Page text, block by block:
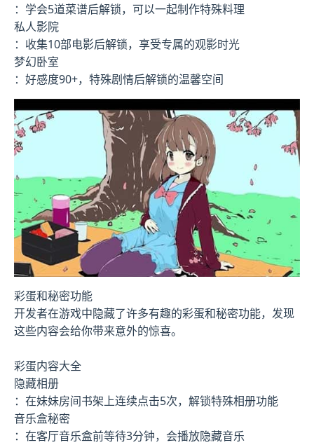
：学会5道菜谱后解锁，可以一起制作特殊料理
私人影院
：收集10部电影后解锁，享受专属的观影时光
梦幻卧室
：好感度90+，特殊剧情后解锁的温馨空间
彩蛋和秘密功能
开发者在游戏中隐藏了许多有趣的彩蛋和秘密功能，发现
这些内容会给你带来意外的惊喜。
彩蛋内容大全
隐藏相册
：在妹妹房间书架上连续点击5次，解锁特殊相册功能
音乐盒秘密
：在客厅音乐盒前等待3分钟，会播放隐藏音乐